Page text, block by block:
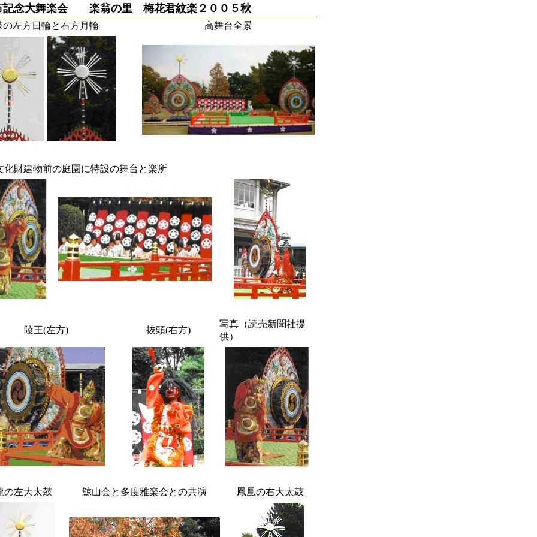
記念大舞楽会 楽翁の里 梅花君紋楽２００５秋
の左方日輪と右方月輪 高舞台全景
化財建物前の庭園に特設の舞台と楽所
陵王(左方) 抜頭(右方)
写真（読売新聞社提
供）
の左大太鼓 鯨山会と多度雅楽会との共演 鳳凰の右大太鼓